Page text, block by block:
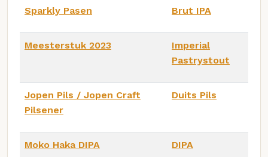
Sparkly Pasen Brut IPA
Meesterstuk 2023
Imperial
Pastrystout
Jopen Pils / Jopen Craft
Pilsener
Duits Pils
Moko Haka DIPA DIPA